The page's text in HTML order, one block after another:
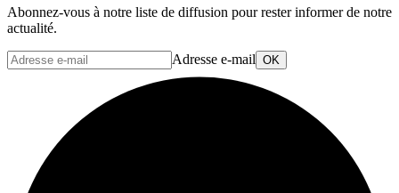
Abonnez-vous à notre liste de diffusion pour rester informer de notre
actualité.
Adresse e-mail